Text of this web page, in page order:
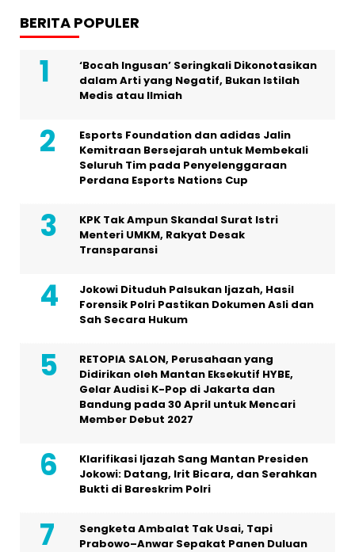
BERITA POPULER
‘Bocah Ingusan’ Seringkali Dikonotasikan
dalam Arti yang Negatif, Bukan Istilah
Medis atau Ilmiah
Esports Foundation dan adidas Jalin
Kemitraan Bersejarah untuk Membekali
Seluruh Tim pada Penyelenggaraan
Perdana Esports Nations Cup
KPK Tak Ampun Skandal Surat Istri
Menteri UMKM, Rakyat Desak
Transparansi
Jokowi Dituduh Palsukan Ijazah, Hasil
Forensik Polri Pastikan Dokumen Asli dan
Sah Secara Hukum
RETOPIA SALON, Perusahaan yang
Didirikan oleh Mantan Eksekutif HYBE,
Gelar Audisi K-Pop di Jakarta dan
Bandung pada 30 April untuk Mencari
Member Debut 2027
Klarifikasi Ijazah Sang Mantan Presiden
Jokowi: Datang, Irit Bicara, dan Serahkan
Bukti di Bareskrim Polri
Sengketa Ambalat Tak Usai, Tapi
Prabowo–Anwar Sepakat Panen Duluan